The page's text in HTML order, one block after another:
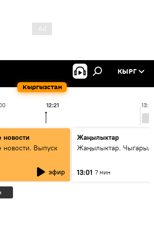
Кыргызстан
КЫРГ
12:21
Выпуск
эфир
Жаңылыктар
Жаңылыктар.
13:01 7 мин